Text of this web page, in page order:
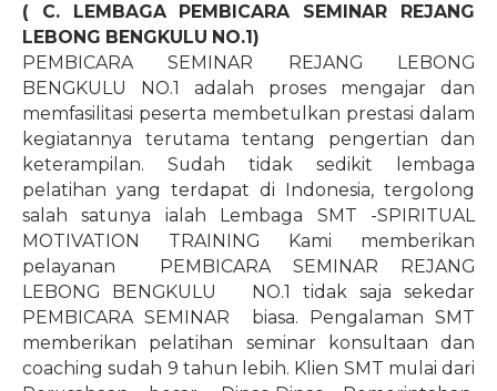
( C. LEMBAGA PEMBICARA SEMINAR REJANG
LEBONG BENGKULU NO.1)
PEMBICARA SEMINAR REJANG LEBONG
BENGKULU NO.1 adalah proses mengajar dan
memfasilitasi peserta membetulkan prestasi dalam
kegiatannya terutama tentang pengertian dan
keterampilan. Sudah tidak sedikit lembaga
pelatihan yang terdapat di Indonesia, tergolong
salah satunya ialah Lembaga SMT -SPIRITUAL
MOTIVATION TRAINING Kami memberikan
pelayanan
PEMBICARA SEMINAR REJANG
LEBONG BENGKULU NO.1 tidak saja sekedar
PEMBICARA SEMINAR
biasa. Pengalaman SMT
memberikan pelatihan seminar konsultaan dan
coaching sudah 9 tahun lebih. Klien SMT mulai dari